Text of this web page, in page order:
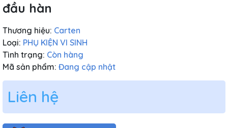
đầu hàn
Thương hiệu: Carten
Loại: PHỤ KIỆN VI SINH
Tình trạng: Còn hàng
Mã sản phẩm: Đang cập nhật
Liên hệ